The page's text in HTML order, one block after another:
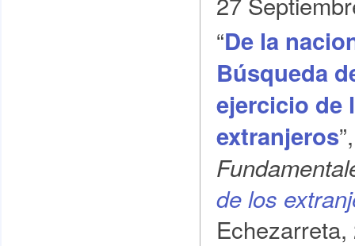
“De la
Búsqueda
ejercicio de
extranjeros
de los
Echezarreta,